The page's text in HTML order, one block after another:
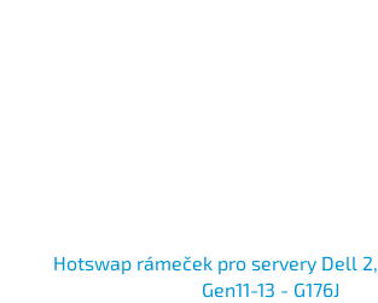
Hotswap rámeček pro servery Dell
Gen11-13 - G176J